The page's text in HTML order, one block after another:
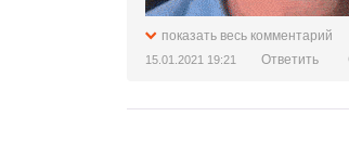
показать весь комментарий
15.01.2021 19:21 Ответить